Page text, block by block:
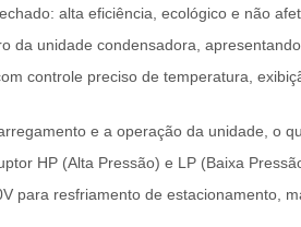
alta eficiência, ecológico e não
da unidade condensadora,
controle preciso de temperatura,
e a operação da unidade, o
HP (Alta Pressão) e LP (Baixa
para resfriamento de estacionamento,